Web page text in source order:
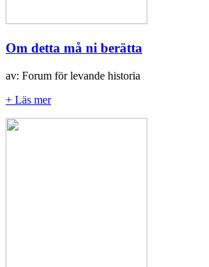
Om detta må ni berätta
av: Forum för levande historia
+ Läs mer